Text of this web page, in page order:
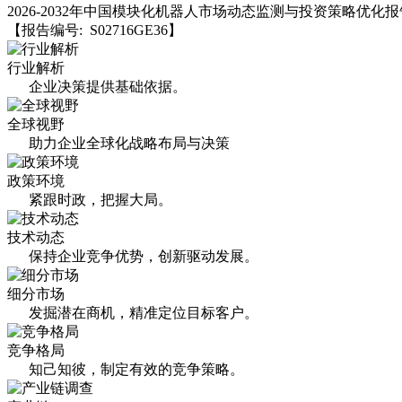
2026-2032年中国模块化机器人市场动态监测与投资策略优化
【报告编号: S02716GE36】
行业解析
企业决策提供基础依据。
全球视野
助力企业全球化战略布局与决策
政策环境
紧跟时政，把握大局。
技术动态
保持企业竞争优势，创新驱动发展。
细分市场
发掘潜在商机，精准定位目标客户。
竞争格局
知己知彼，制定有效的竞争策略。